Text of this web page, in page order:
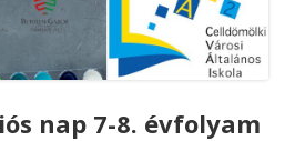
nap 7-8. évfolyam